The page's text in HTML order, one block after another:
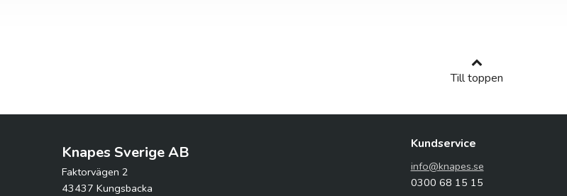
Till toppen
Knapes Sverige AB
Faktorvägen 2
43437 Kungsbacka
Kundservice
info@knapes.se
0300 68 15 15